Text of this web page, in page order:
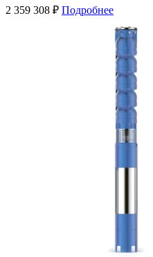
2 359 308 ₽ Подробнее